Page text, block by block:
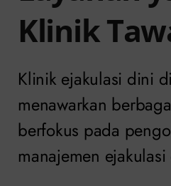
Klinik
Klinik ejakulasi dini
menawarkan
berfokus pada
manajemen